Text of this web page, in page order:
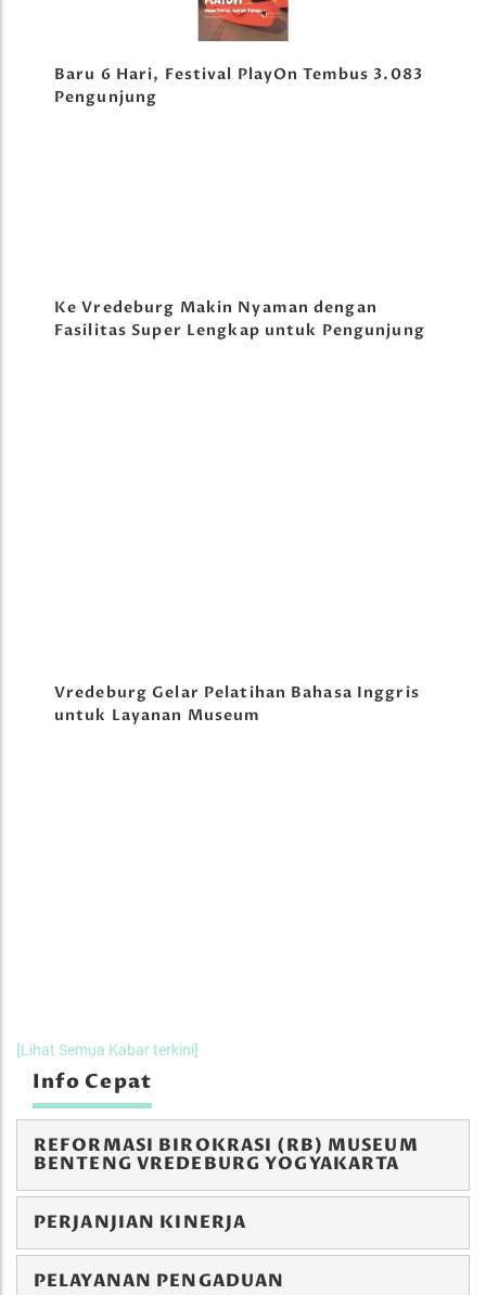
Baru 6 Hari, Festival PlayOn Tembus 3.083
Pengunjung
Ke Vredeburg Makin Nyaman dengan
Fasilitas Super Lengkap untuk Pengunjung
Vredeburg Gelar Pelatihan Bahasa Inggris
untuk Layanan Museum
[Lihat Semua Kabar terkini]
Info Cepat
REFORMASI BIROKRASI (RB) MUSEUM
BENTENG VREDEBURG YOGYAKARTA
PERJANJIAN KINERJA
PELAYANAN PENGADUAN